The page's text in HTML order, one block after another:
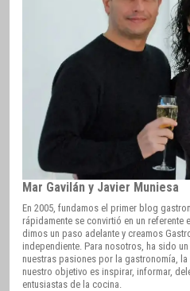
Mar Gavilán y Javier Muniesa
En 2005, fundamos el primer blog
rápidamente se convirtió en un referente
dimos un paso adelante y creamos
independiente. Para nosotros, ha sido
nuestras pasiones por la gastronomía,
nuestro objetivo es inspirar, informar,
entusiastas de la cocina.